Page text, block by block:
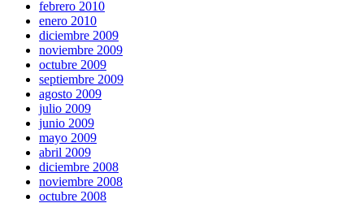
febrero 2010
enero 2010
diciembre 2009
noviembre 2009
octubre 2009
septiembre 2009
agosto 2009
julio 2009
junio 2009
mayo 2009
abril 2009
diciembre 2008
noviembre 2008
octubre 2008